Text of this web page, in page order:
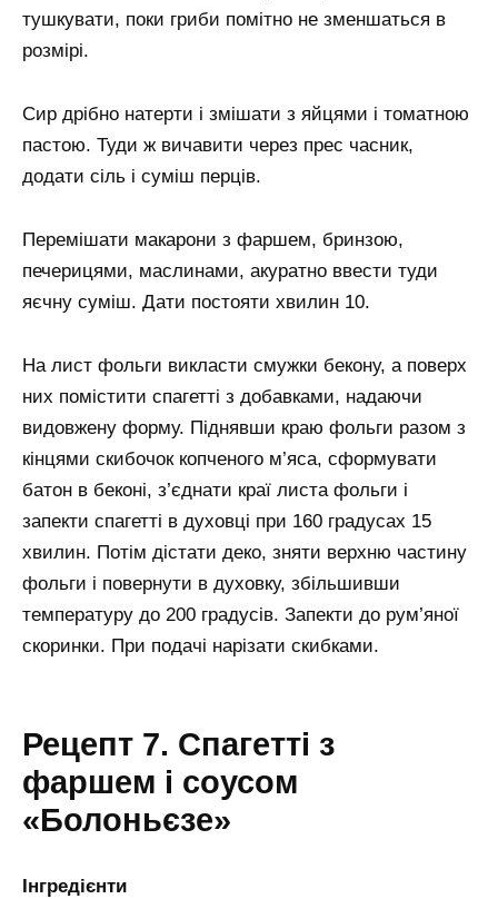
тушкувати, поки гриби помітно не зменшаться в
розмірі.
Сир дрібно натерти і змішати з яйцями і томатною
пастою. Туди ж вичавити через прес часник,
додати сіль і суміш перців.
Перемішати макарони з фаршем, бринзою,
печерицями, маслинами, акуратно ввести туди
яєчну суміш. Дати постояти хвилин 10.
На лист фольги викласти смужки бекону, а поверх
них помістити спагетті з добавками, надаючи
видовжену форму. Піднявши краю фольги разом з
кінцями скибочок копченого м’яса, сформувати
батон в беконі, з’єднати краї листа фольги і
запекти спагетті в духовці при 160 градусах 15
хвилин. Потім дістати деко, зняти верхню частину
фольги і повернути в духовку, збільшивши
температуру до 200 градусів. Запекти до рум’яної
скоринки. При подачі нарізати скибками.
Рецепт 7. Спагетті з
фаршем і соусом
«Болоньєзе»
Інгредієнти